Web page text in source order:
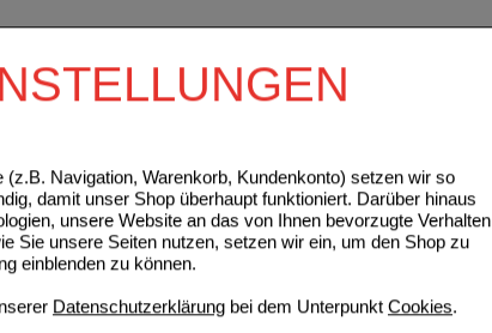
Navigation, Warenkorb, Kundenkonto) setzen wir so
damit unser Shop überhaupt funktioniert. Darüber hinaus
unsere Website an das von Ihnen bevorzugte Verhalten
Sie unsere Seiten nutzen, setzen wir ein, um den Shop zu
einblenden zu können.
Datenschutzerklärung bei dem Unterpunkt Cookies.